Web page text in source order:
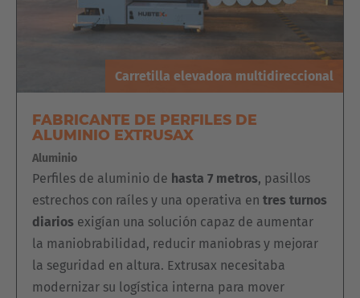
Carretilla elevadora multidireccional
FABRICANTE DE PERFILES DE
ALUMINIO EXTRUSAX
Aluminio
Perfiles de aluminio de hasta 7 metros, pasillos
estrechos con raíles y una operativa entres turnos
diarios exigían una solución capaz de aumentar
la maniobrabilidad, reducir maniobras y mejorar
la seguridad en altura. Extrusax necesitaba
modernizar su logística interna para mover